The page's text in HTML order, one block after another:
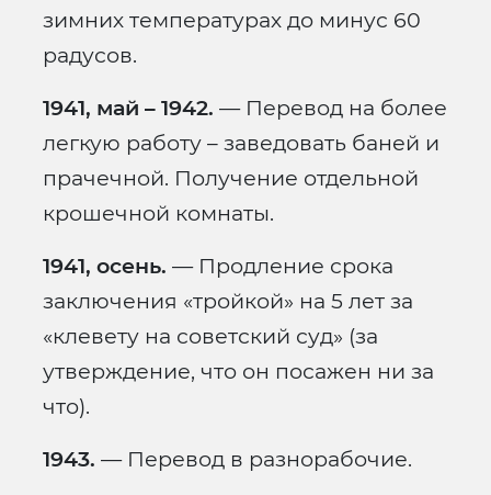
зимних температурах до минус 60
радусов.
1941, май – 1942. — Перевод на более
легкую работу – заведовать баней и
прачечной. Получение отдельной
крошечной комнаты.
1941, осень. — Продление срока
заключения «тройкой» на 5 лет за
«клевету на советский суд» (за
утверждение, что он посажен ни за
что).
1943. — Перевод в разнорабочие.